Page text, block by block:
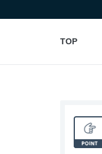
TOP